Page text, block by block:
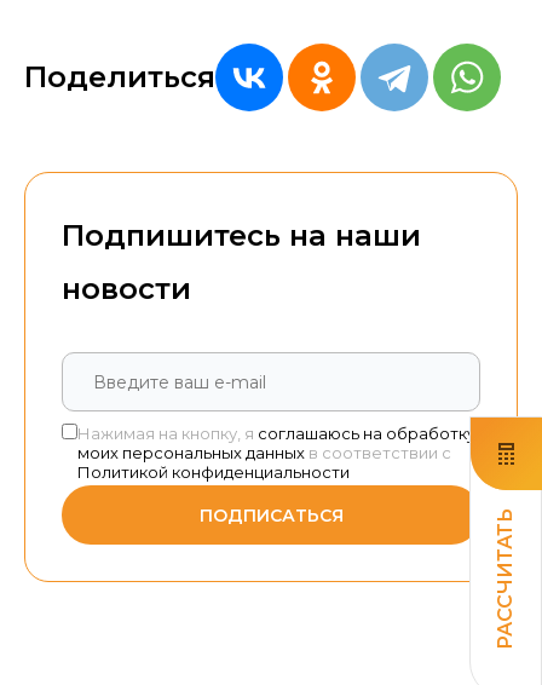
РАССЧИТАТЬ
Поделиться
Подпишитесь на наши
новости
Нажимая на кнопку, я соглашаюсь на обработку
моих персональных данных в соответствии с
Политикой конфиденциальности
ПОДПИСАТЬСЯ